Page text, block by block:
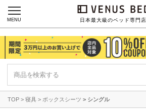
日本最大級のベッド専門店
MENU
TOP 寝具 ボックスシーツ シングル